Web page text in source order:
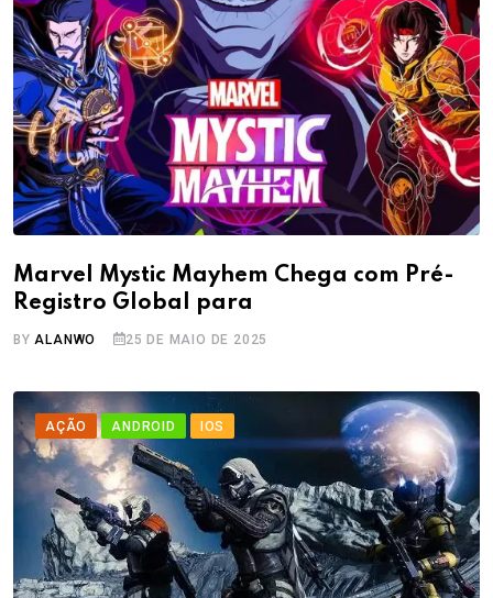
Marvel Mystic Mayhem Chega com Pré-
Registro Global para
BY ALANWO 25 DE MAIO DE 2025
AÇÃO ANDROID IOS